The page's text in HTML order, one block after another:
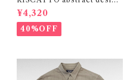
rayon shirt
¥4,320
40%OFF